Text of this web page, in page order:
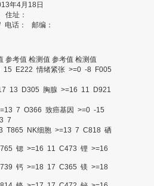
年4月18日
住址：
电话： 邮编：
参考值 检测值 参考值 检测值
15 E222 情绪紧张 >=0 -8 F005
13 D305 胸腺 >=16 11 D921
7 O366 致癌基因 >=0 -15
7
T865 NK细胞 >=13 7 C818 硒
锶 >=16 11 C473 锂 >=16
钙 >=18 17 C365 镁 >=18